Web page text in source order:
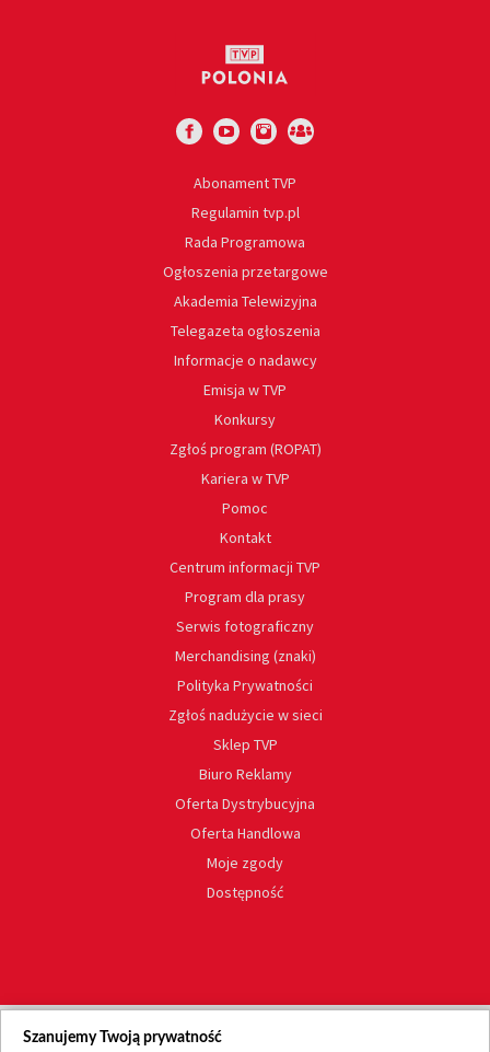
Abonament TVP
Regulamin tvp.pl
Rada Programowa
Ogłoszenia przetargowe
Akademia Telewizyjna
Telegazeta ogłoszenia
Informacje o nadawcy
Emisja w TVP
Konkursy
Zgłoś program (ROPAT)
Kariera w TVP
Pomoc
Kontakt
Centrum informacji TVP
Program dla prasy
Serwis fotograficzny
Merchandising (znaki)
Polityka Prywatności
Zgłoś nadużycie w sieci
Sklep TVP
Biuro Reklamy
Oferta Dystrybucyjna
Oferta Handlowa
Moje zgody
Dostępność
Szanujemy Twoją prywatność